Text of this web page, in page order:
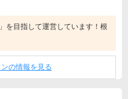
を目指して運営しています！根
の情報を見る